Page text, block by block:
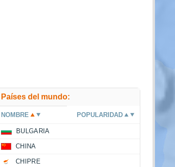
Países del mundo:
NOMBRE POPULARIDAD
BULGARIA
CHINA
CHIPRE